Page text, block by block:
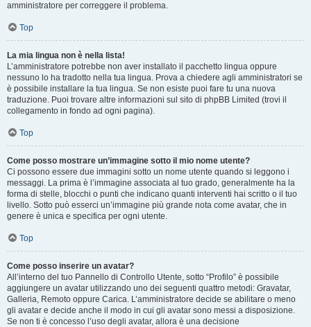
amministratore per correggere il problema.
Top
La mia lingua non è nella lista!
L’amministratore potrebbe non aver installato il pacchetto lingua oppure
nessuno lo ha tradotto nella tua lingua. Prova a chiedere agli amministratori se
è possibile installare la tua lingua. Se non esiste puoi fare tu una nuova
traduzione. Puoi trovare altre informazioni sul sito di phpBB Limited (trovi il
collegamento in fondo ad ogni pagina).
Top
Come posso mostrare un’immagine sotto il mio nome utente?
Ci possono essere due immagini sotto un nome utente quando si leggono i
messaggi. La prima è l’immagine associata al tuo grado, generalmente ha la
forma di stelle, blocchi o punti che indicano quanti interventi hai scritto o il tuo
livello. Sotto può esserci un’immagine più grande nota come avatar, che in
genere è unica e specifica per ogni utente.
Top
Come posso inserire un avatar?
All’interno del tuo Pannello di Controllo Utente, sotto “Profilo” è possibile
aggiungere un avatar utilizzando uno dei seguenti quattro metodi: Gravatar,
Galleria, Remoto oppure Carica. L’amministratore decide se abilitare o meno
gli avatar e decide anche il modo in cui gli avatar sono messi a disposizione.
Se non ti è concesso l’uso degli avatar, allora è una decisione